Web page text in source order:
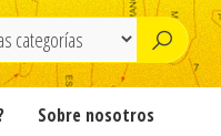
Sobre nosotros